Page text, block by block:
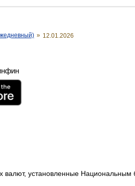
» 12.01.2026
валют, установленные Национальным